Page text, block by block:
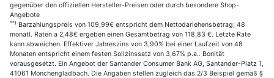
gegenüber den offiziellen Hersteller-Preisen oder durch besondere Shop-
Angebote
**) Barzahlungspreis von 109,99€ entspricht dem Nettodarlehensbetrag; 48
monatl. Raten a 2,48€ ergeben einen Gesamtbetrag von 118,83 €. Letzte Rate
kann abweichen. Effektiver Jahreszins von 3,90% bei einer Laufzeit von 48
Monaten entspricht einem festen Sollzinssatz von 3,67% p.a.. Bonität
vorausgesetzt. Ein Angebot der Santander Consumer Bank AG, Santander-Platz 1,
41061 Mönchengladbach. Die Angaben stellen zugleich das 2/3 Beispiel gemäß §